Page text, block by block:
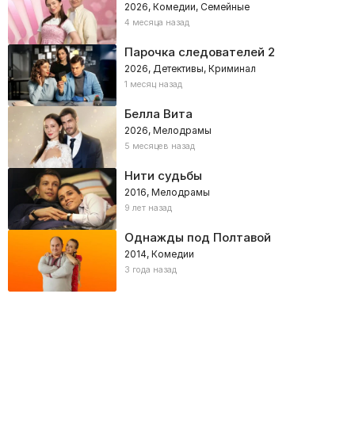
2026, Комедии, Семейные
4 месяца назад
Парочка следователей 2
2026, Детективы, Криминал
1 месяц назад
Белла Вита
2026, Мелодрамы
5 месяцев назад
Нити судьбы
2016, Мелодрамы
9 лет назад
Однажды под Полтавой
2014, Комедии
3 года назад